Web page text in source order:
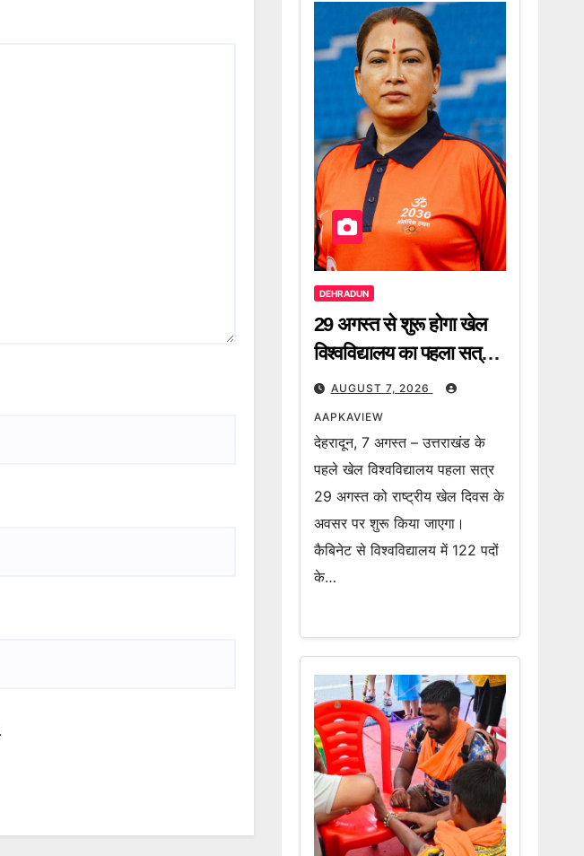
DEHRADUN
29 अगस्त से शुरू होगा खेल
विश्वविद्यालय का पहला सत्र –
रेखा आर्या
AUGUST 7, 2026
AAPKAVIEW
देहरादून, 7 अगस्त – उत्तराखंड के
पहले खेल विश्वविद्यालय पहला सत्र
29 अगस्त को राष्ट्रीय खेल दिवस के
अवसर पर शुरू किया जाएगा।
कैबिनेट से विश्वविद्यालय में 122 पदों
के…